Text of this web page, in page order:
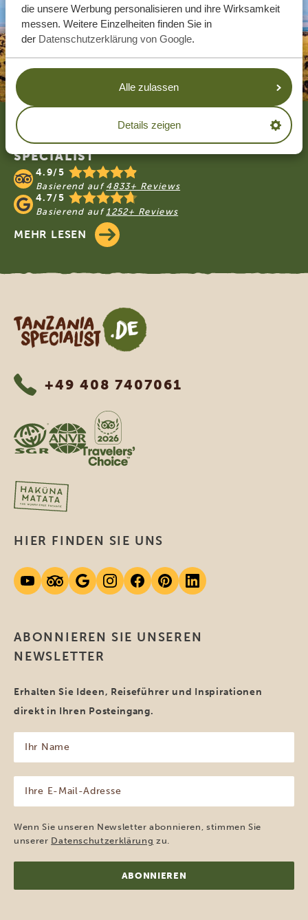
die unsere Werbung personalisieren und ihre Wirksamkeit
messen. Weitere Einzelheiten finden Sie in
der Datenschutzerklärung von Google.
Alle zulassen
Details zeigen
Footer
UNSERE GÄSTE EMPFEHLEN TANZANIA
SPECIALIST
4.9/5
Basierend auf 4833+ Reviews
4.7/5
Basierend auf1252+ Reviews
MEHR LESEN
Tanzania Specialist
+49 408 7407061
ABONNIEREN SIE UNSEREN
NEWSLETTER
Erhalten Sie Ideen, Reiseführer und Inspirationen
direkt in Ihren Posteingang.
Name
(erforderlich)
Mail-
Adresse
(erforderlich)
Wenn Sie unseren Newsletter abonnieren, stimmen Sie
unserer Datenschutzerklärung zu.
HIER FINDEN SIE UNS